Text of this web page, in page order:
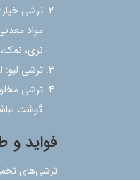
ترشی
مواد
نری،
ترشی لبو:
ترشی
گوشت
فواید و
ترشی‌های